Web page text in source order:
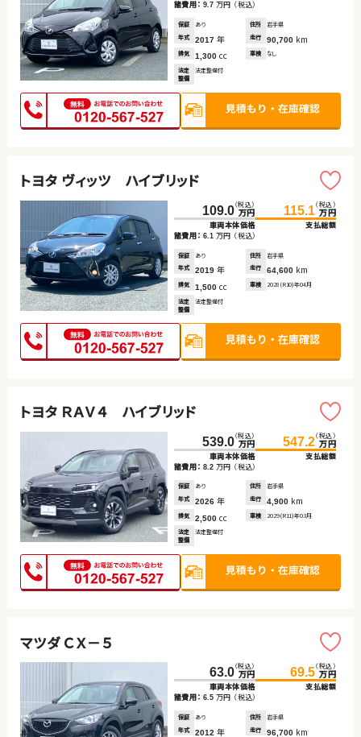
諸費用： 9.7 万円 （税込）
保証 あり 住所
岩手県
年式
2017 年 走行 90,700 km
排気 1,300 cc 車検 なし
法定
整備
法定整備付
トヨタ ヴィッツ ハイブリッド
109.0（税込）
万円
車両本体価格
115.1（税込）
万円
支払総額
諸費用： 6.1 万円 （税込）
保証 あり 住所
岩手県
年式
2019 年 走行 64,600 km
排気 1,500 cc 車検 2028(R10)年04月
法定
整備
法定整備付
トヨタ ＲＡＶ４ ハイブリッド
539.0（税込）
万円
車両本体価格
547.2（税込）
万円
支払総額
諸費用： 8.2 万円 （税込）
保証 あり 住所
岩手県
年式
2026 年 走行 4,900 km
排気 2,500 cc 車検 2029(R11)年03月
法定
整備
法定整備付
マツダ ＣＸ－５
63.0（税込）
万円
車両本体価格
69.5（税込）
万円
支払総額
諸費用： 6.5 万円 （税込）
保証 あり 住所
岩手県
年式
2012 年 走行 96,700 km